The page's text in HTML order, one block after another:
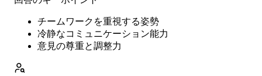
チームワークを重視する姿勢
冷静なコミュニケーション能力
意見の尊重と調整力